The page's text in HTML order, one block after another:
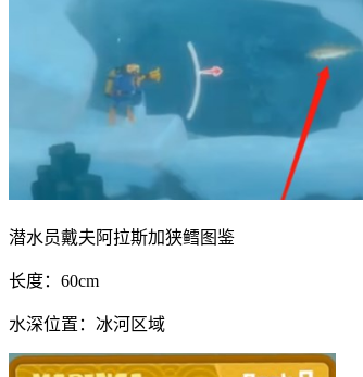
潜水员戴夫阿拉斯加狭鳕图鉴
长度：60cm
水深位置：冰河区域